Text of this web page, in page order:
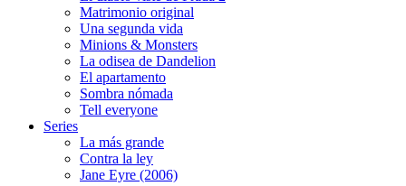
Matrimonio original
Una segunda vida
Minions & Monsters
La odisea de Dandelion
El apartamento
Sombra nómada
Tell everyone
Series
La más grande
Contra la ley
Jane Eyre (2006)